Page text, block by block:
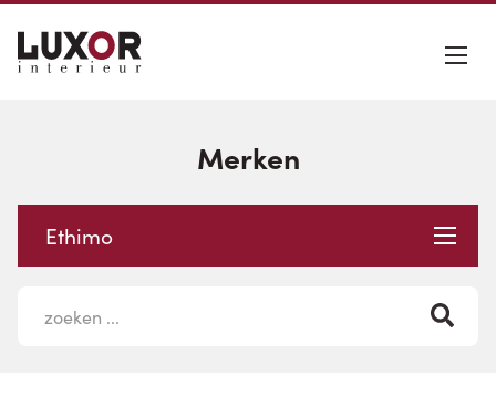
Merken
Ethimo